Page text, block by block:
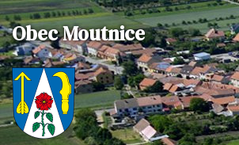
Obec Moutnice